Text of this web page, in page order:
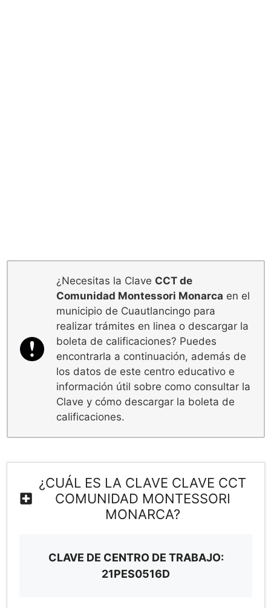
¿Necesitas la Clave CCT de
Comunidad Montessori Monarca en el
municipio de Cuautlancingo para
realizar trámites en linea o descargar la
boleta de calificaciones? Puedes
encontrarla a continuación, además de
los datos de este centro educativo e
información útil sobre como consultar la
Clave y cómo descargar la boleta de
calificaciones.
¿CUÁL ES LA CLAVE CLAVE CCT
COMUNIDAD MONTESSORI
MONARCA?
CLAVE DE CENTRO DE TRABAJO:
21PES0516D